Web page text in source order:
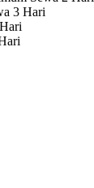
3 Hari